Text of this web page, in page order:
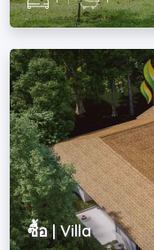
ซื้อ | Villa